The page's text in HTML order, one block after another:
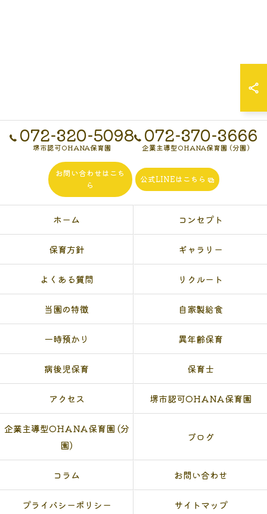
072-320-5098
堺市認可OHANA保育園
072-370-3666
企業主導型OHANA保育園 (分園)
お問い合わせはこち
ら
公式LINEはこちら
ホーム コンセプト
保育方針 ギャラリー
よくある質問 リクルート
当園の特徴 自家製給食
一時預かり 異年齢保育
病後児保育 保育士
アクセス 堺市認可OHANA保育園
企業主導型OHANA保育園 (分
園)
ブログ
コラム お問い合わせ
プライバシーポリシー サイトマップ